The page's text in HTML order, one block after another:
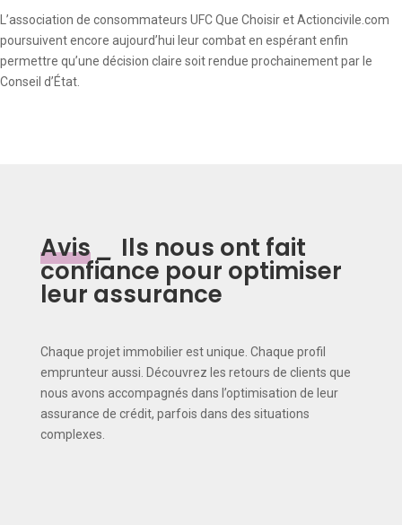
L’association de consommateurs UFC Que Choisir et Actioncivile.com
poursuivent encore aujourd’hui leur combat en espérant enfin
permettre qu’une décision claire soit rendue prochainement par le
Conseil d’État.
Avis _ Ils nous ont fait
confiance pour optimiser
leur assurance
Chaque projet immobilier est unique. Chaque profil
emprunteur aussi. Découvrez les retours de clients que
nous avons accompagnés dans l’optimisation de leur
assurance de crédit, parfois dans des situations
complexes.